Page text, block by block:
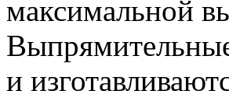
максимальной
и